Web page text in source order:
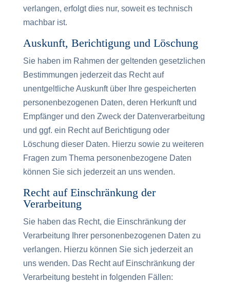
verlangen, erfolgt dies nur, soweit es technisch
machbar ist.
Auskunft, Berichtigung und Löschung
Sie haben im Rahmen der geltenden gesetzlichen
Bestimmungen jederzeit das Recht auf
unentgeltliche Auskunft über Ihre gespeicherten
personenbezogenen Daten, deren Herkunft und
Empfänger und den Zweck der Datenverarbeitung
und ggf. ein Recht auf Berichtigung oder
Löschung dieser Daten. Hierzu sowie zu weiteren
Fragen zum Thema personenbezogene Daten
können Sie sich jederzeit an uns wenden.
Recht auf Einschränkung der
Verarbeitung
Sie haben das Recht, die Einschränkung der
Verarbeitung Ihrer personenbezogenen Daten zu
verlangen. Hierzu können Sie sich jederzeit an
uns wenden. Das Recht auf Einschränkung der
Verarbeitung besteht in folgenden Fällen: